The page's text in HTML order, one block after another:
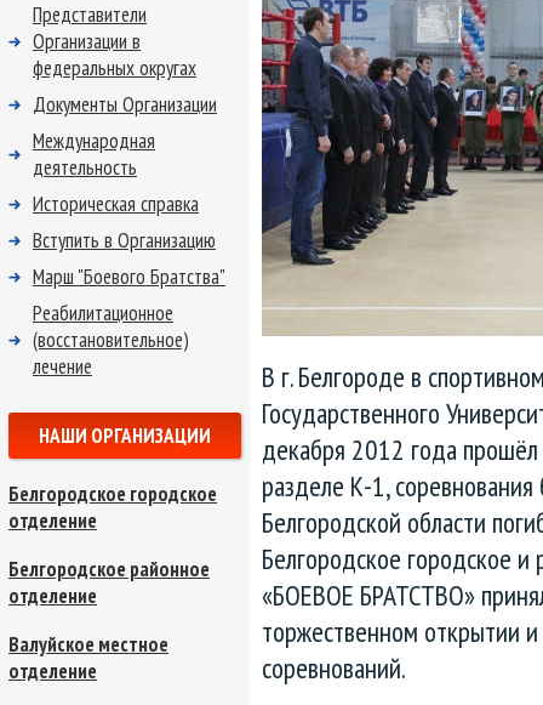
В г. Белгороде в
Государственного
декабря 2012 года прошёл
разделе К-1,
Белгородской области
Белгородское городское
«БОЕВОЕ БРАТСТВО»
торжественном открытии
соревнований.
Представители
Организации в
федеральных округах
Документы Организации
Международная
деятельность
Историческая справка
Вступить в Организацию
Марш "Боевого Братства"
Реабилитационное
(восстановительное)
лечение
НАШИ ОРГАНИЗАЦИИ
Белгородское городское
отделение
Белгородское районное
отделение
Валуйское местное
отделение